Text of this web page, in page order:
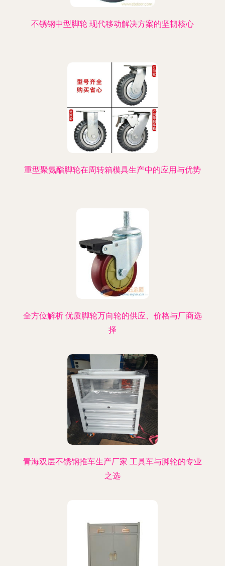
不锈钢中型脚轮 现代移动解决方案的坚韧核心
重型聚氨酯脚轮在周转箱模具生产中的应用与优势
全方位解析 优质脚轮万向轮的供应、价格与厂商选
择
青海双层不锈钢推车生产厂家 工具车与脚轮的专业
之选